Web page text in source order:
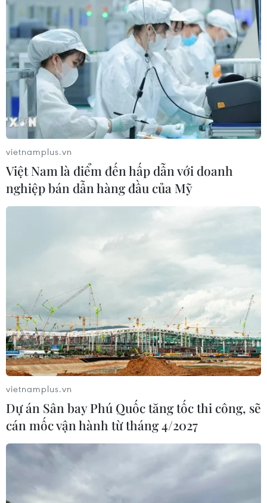
TIN CÙNG CHUYÊN MỤC
Cộng hòa Dân chủ Congo ghi nhận
hơn 300 trẻ em tử vong do Ebola
vietnamplus.vn
Việt Nam là điểm đến hấp dẫn với doanh
nghiệp bán dẫn hàng đầu của Mỹ
vietnamplus.vn
Dự án Sân bay Phú Quốc tăng tốc thi công, sẽ
cán mốc vận hành từ tháng 4/2027